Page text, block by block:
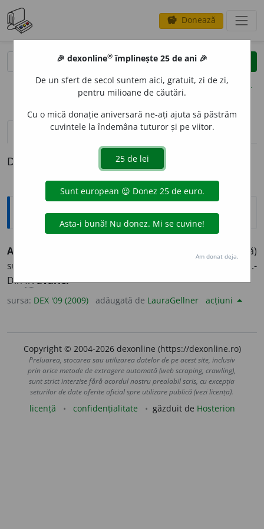
savings Donează
clear
opțiuni
definiții (1) pronunțievolume_up (50)
Definiția cu ID-ul 832240:
Explicative DEX
AV
Stricăciune, deteriorare (însemnată)
suferită de o navă, de o mașină, de o construcție etc.-
Dinfr.avarie.
sursa: DEX '09 (2009) adăugată de LauraGellner acțiuni
Copyright © 2004-2026 dexonline (https://dexonline.ro)
Preluarea, stocarea sau utilizarea datelor de pe acest site, inclusiv
prin orice metode de extragere automată (web scraping, crawling),
sunt strict interzise fără acordul nostru prealabil scris, cu excepția
seturilor de date oferite oficial spre utilizare publică (vezi licența).
licență confidențialitate găzduit de Hosterion
🎉 dexonline® împlinește 25 de ani 🎉
De un sfert de secol suntem aici, gratuit, zi de zi,
pentru milioane de căutări.
Cu o mică donație aniversară ne-ați ajuta să păstrăm
cuvintele la îndemâna tuturor și pe viitor.
Am donat deja.